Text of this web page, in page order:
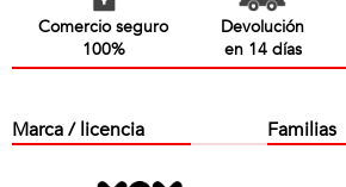
Comercio seguro
100%
Devolución
en 14 días
Marca / licencia Familias